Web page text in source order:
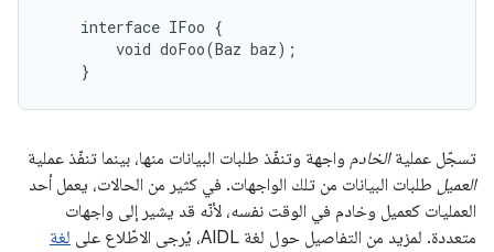
interface IFoo {
void doFoo(Baz baz);
}
تسجّل عمليةالخادم واجهة وتنفّذ طلبات البيانات منها، بينما تنفّذ عملية
العميل طلبات البيانات من تلك الواجهات. في كثير من الحالات، يعمل أحد
العمليات كعميل وخادم في الوقت نفسه، لأنّه قد يشير إلى واجهات
متعددة. لمزيد من التفاصيل حول لغة AIDL، يُرجى الاطّلاع على
لغة